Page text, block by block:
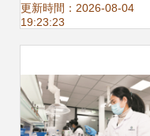
——海洋生物資源
究與試驗發展
更新時間：2026-08-04
19:23:23